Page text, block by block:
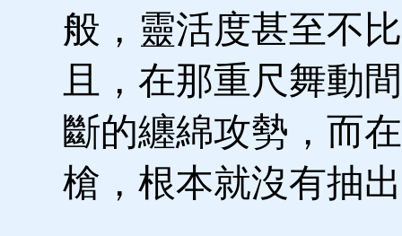
般，靈活度甚至不
且，在那重尺舞動
斷的纏綿攻勢，而
槍，根本就沒有抽